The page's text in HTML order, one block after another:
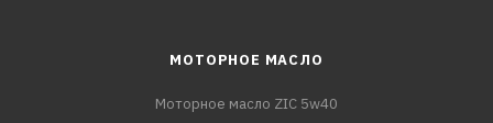
МОТОРНОЕ МАСЛО
Моторное масло ZIC 5w40